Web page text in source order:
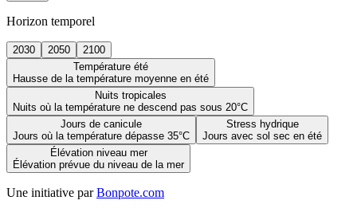
Horizon temporel
2030 2050
2100
Température été
Hausse de la température moyenne en été
Nuits tropicales
Nuits où la température ne descend pas sous 20°C
Jours de canicule
Jours où la température dépasse 35°C
Stress hydrique
Jours avec sol sec en été
Élévation niveau mer
Élévation prévue du niveau de la mer
Une initiative par Bonpote.com